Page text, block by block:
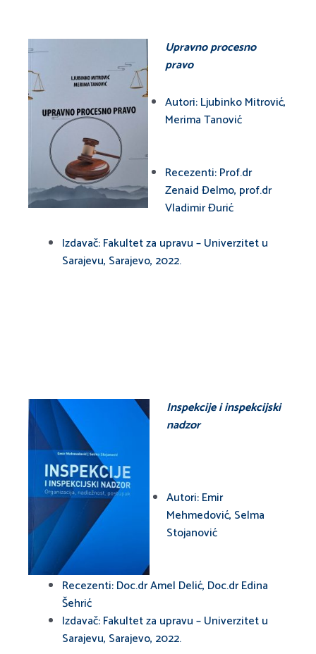
Upravno procesno
pravo
Autori: Ljubinko Mitrović,
Merima Tanović
Recezenti: Prof.dr
Zenaid Đelmo, prof.dr
Vladimir Đurić
Izdavač: Fakultet za upravu – Univerzitet u
Sarajevu, Sarajevo, 2022.
Inspekcije i inspekcijski
nadzor
Autori: Emir
Mehmedović, Selma
Stojanović
Recezenti: Doc.dr Amel Delić, Doc.dr Edina
Šehrić
Izdavač: Fakultet za upravu – Univerzitet u
Sarajevu, Sarajevo, 2022.